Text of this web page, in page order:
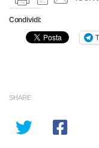
Condividi:
SHARE